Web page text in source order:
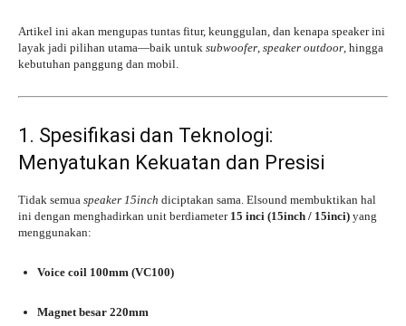
Artikel ini akan mengupas tuntas fitur, keunggulan, dan kenapa speaker ini
layak jadi pilihan utama—baik untuk subwoofer, speaker outdoor, hingga
kebutuhan panggung dan mobil.
1. Spesifikasi dan Teknologi:
Menyatukan Kekuatan dan Presisi
Tidak semua speaker 15inch diciptakan sama. Elsound membuktikan hal
ini dengan menghadirkan unit berdiameter 15 inci (15inch / 15inci) yang
menggunakan:
Voice coil 100mm (VC100)
Magnet besar 220mm